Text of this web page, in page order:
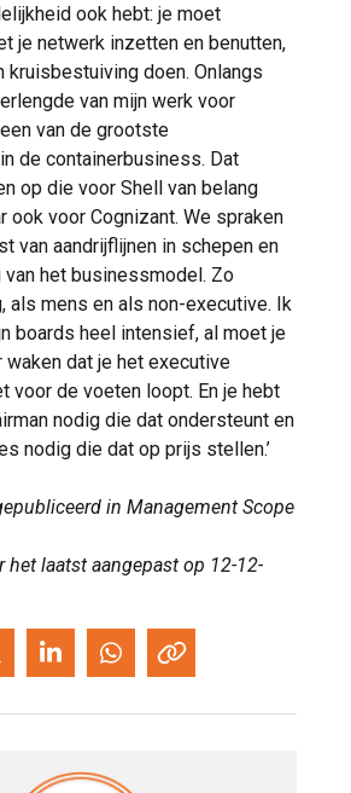
ook hebt: je moet
je netwerk inzetten en benutten,
kruisbestuiving doen. Onlangs
van mijn werk voor
van de grootste
de containerbusiness. Dat
op die voor Shell van belang
ook voor Cognizant. We spraken
van aandrijflijnen in schepen en
het businessmodel. Zo
als mens en als non-executive. Ik
boards heel intensief, al moet je
waken dat je het executive
voor de voeten loopt. En je hebt
nodig die dat ondersteunt en
nodig die dat op prijs stellen.’
in Management Scope
het laatst aangepast op 12-12-